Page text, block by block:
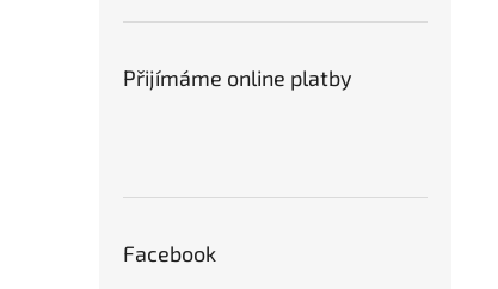
Přijímáme online platby
Facebook